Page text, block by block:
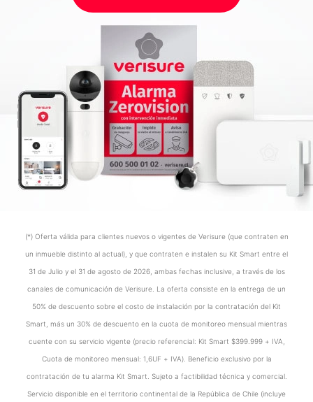
(*) Oferta válida para clientes nuevos o vigentes de Verisure (que contraten en
un inmueble distinto al actual), y que contraten e instalen su Kit Smart entre el
31 de Julio y el 31 de agosto de 2026, ambas fechas inclusive, a través de los
canales de comunicación de Verisure. La oferta consiste en la entrega de un
50% de descuento sobre el costo de instalación por la contratación del Kit
Smart, más un 30% de descuento en la cuota de monitoreo mensual mientras
cuente con su servicio vigente (precio referencial: Kit Smart $399.999 + IVA,
Cuota de monitoreo mensual: 1,6UF + IVA). Beneficio exclusivo por la
contratación de tu alarma Kit Smart. Sujeto a factibilidad técnica y comercial.
Servicio disponible en el territorio continental de la República de Chile (incluye